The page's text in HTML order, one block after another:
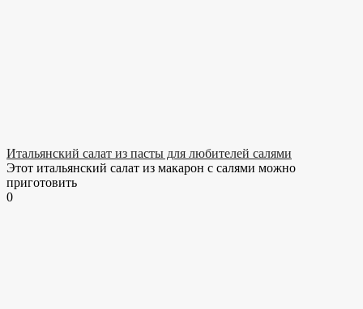
Итальянский салат из пасты для любителей салями
Этот итальянский салат из макарон с салями можно
приготовить
0